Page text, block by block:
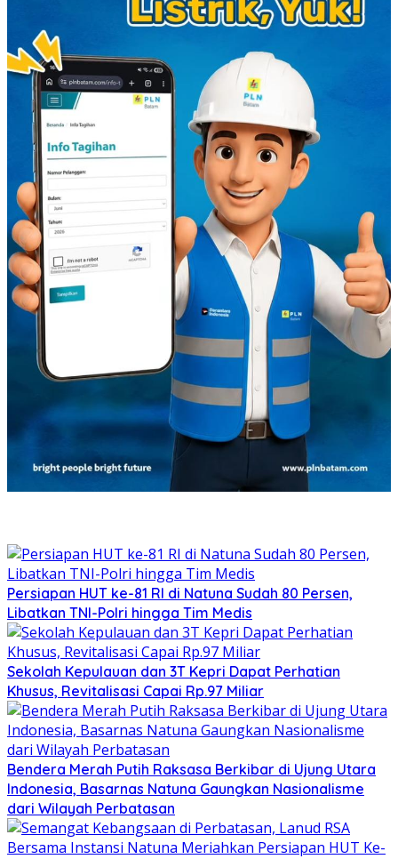
Persiapan HUT ke-81 RI di Natuna Sudah 80 Persen,
Libatkan TNI-Polri hingga Tim Medis
Sekolah Kepulauan dan 3T Kepri Dapat Perhatian
Khusus, Revitalisasi Capai Rp.97 Miliar
Bendera Merah Putih Raksasa Berkibar di Ujung Utara
Indonesia, Basarnas Natuna Gaungkan Nasionalisme
dari Wilayah Perbatasan